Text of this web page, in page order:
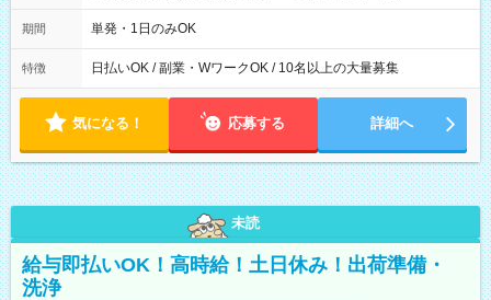
19：00
期間 単発・1日のみOK
特徴 日払いOK / 副業・WワークOK / 10名以上の大量募集
気になる！ 応募する 詳細へ
未読
給与即払いOK！高時給！土日休み！出荷準備・
洗浄